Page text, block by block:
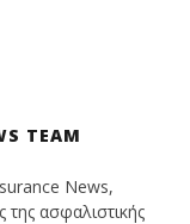
TEAM
News,
της ασφαλιστικής